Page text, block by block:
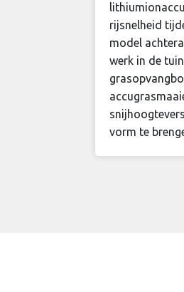
rijsnelheid
model
werk in de
vorm te